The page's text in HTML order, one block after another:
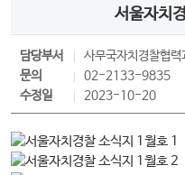
서울자치
담당부서 사무국자치경찰협력
문의
02-2133-9835
수정일
2023-10-20